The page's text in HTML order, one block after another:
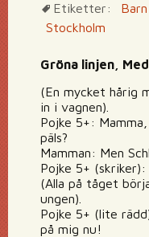
Etiketter:
Barn
Stockholm
Gröna linjen,
(En mycket hårig
in i vagnen).
Pojke 5+:
päls?
Mamman: Men
Pojke 5+ (skriker):
(Alla på tåget
ungen).
Pojke 5+ (lite
på mig nu!